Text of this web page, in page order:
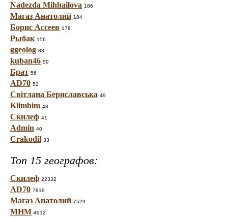
Nadezda Mihhailova 186
Магаз Анатолий 184
Борис Ассеев 178
Рыбак 156
ggeolog 88
kuban46 59
Брат 56
AD70 52
Світлана Бериславська 49
Klimbim 48
Скилеф 41
Admin 40
Crakodil 33
Топ 15 географов:
Скилеф 22332
AD70 7819
Магаз Анатолий 7529
МНМ 4912